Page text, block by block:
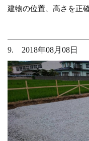
建物の位置、高さを正
9. 2018年08月08日